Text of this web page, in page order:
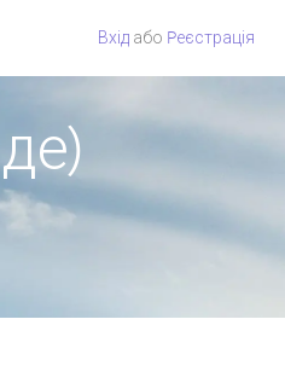
Вхід або Pеєстрація